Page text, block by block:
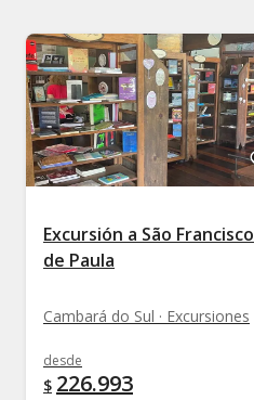
Excursión a São Francisco
de Paula
Cambará do Sul · Excursiones
desde
$ 226.993